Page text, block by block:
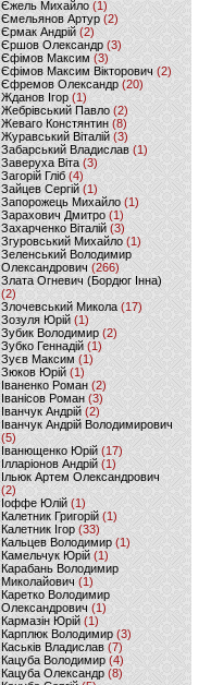
Єжель Михайло (1)
Ємельянов Артур (2)
Єрмак Андрій (2)
Єршов Олександр (3)
Єфімов Максим (3)
Єфімов Максим Вікторович (2)
Єфремов Олександр (20)
Жданов Ігор (1)
Жебрівський Павло (2)
Жеваго Констянтин (8)
Журавський Віталій (3)
Забарський Владислав (1)
Заверуха Віта (3)
Загорій Гліб (4)
Зайцев Сергій(1)
Запорожець Михайло (1)
Зарахович Дмитро (1)
Захарченко Віталій (3)
Згуровський Михайло (1)
Зеленський Володимир
Олександрович (266)
Злата Огневич (Бордюг Інна)
(2)
Злочевський Микола(17)
Зозуля Юрій (1)
Зубик Володимир (2)
Зубко Геннадій (1)
Зуєв Максим(1)
Зюков Юрій (1)
Іваненко Роман (2)
Іванісов Роман (3)
Іванчук Андрій(2)
Іванчук Андрій Володимирович
(5)
Іванющенко Юрій (17)
Ілларіонов Андрій (1)
Ільюк Артем Олександрович
(2)
Іоффе Юлій (1)
Калетник Григорій(1)
Калетник Ігор (33)
Кальцев Володимир(1)
Камельчук Юрій (1)
Карабань Володимир
Миколайович (1)
Каретко Володимир
Олександрович (1)
Кармазін Юрій(1)
Карплюк Володимир(3)
Каськів Владислав (7)
Кацуба Володимир (4)
Кацуба Олександр (8)